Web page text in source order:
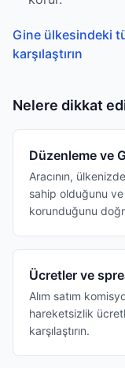
Gine ülkesindeki
karşılaştırın
Nelere dikkat
Düzenleme ve
Aracının,
sahip olduğunu
korunduğunu
Ücretler ve
Alım satım
hareketsizlik
karşılaştırın.